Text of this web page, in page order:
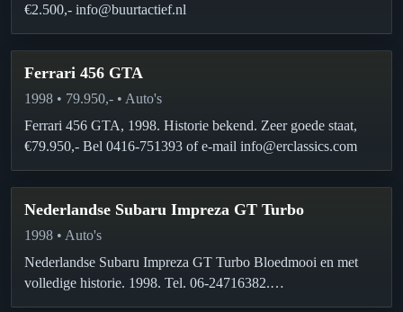
€2.500,- info@buurtactief.nl
Ferrari 456 GTA
1998 • 79.950,- • Auto's
Ferrari 456 GTA, 1998. Historie bekend. Zeer goede staat,
€79.950,- Bel 0416-751393 of e-mail info@erclassics.com
Nederlandse Subaru Impreza GT Turbo
1998 • Auto's
Nederlandse Subaru Impreza GT Turbo Bloedmooi en met
volledige historie. 1998. Tel. 06-24716382.
www.yourclassiccar.nl